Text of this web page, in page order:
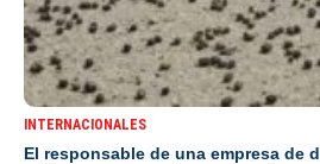
INTERNACIONALES
El responsable de una empresa de